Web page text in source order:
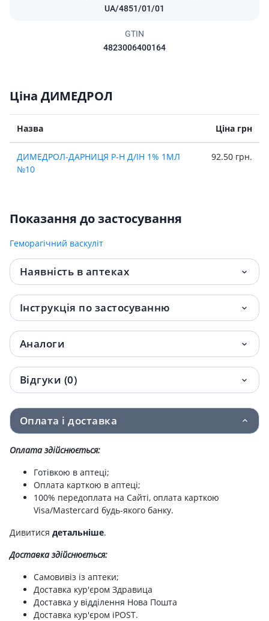
UA/4851/01/01
GTIN
4823006400164
Ціна ДИМЕДРОЛ
Назва Ціна грн
ДИМЕДРОЛ-ДАРНИЦЯ Р-Н Д/IН 1% 1МЛ
№10
92.50 грн.
Показання до застосування
Геморагічний васкуліт
Наявність в аптеках
Інструкція по застосуванню
Аналоги
Відгуки (0)
Оплата і доставка
Оплата здійснюється:
Готівкою в аптеці;
Оплата карткою в аптеці;
100% передоплата на Сайті, оплата карткою
Visa/Mastercard будь-якого банку.
Дивитися детальніше.
Доставка здійснюється:
Самовивіз із аптеки;
Доставка кур'єром Здравица
Доставка у відділення Нова Пошта
Доставка кур'єром iPOST.